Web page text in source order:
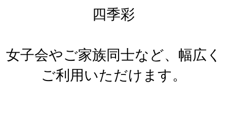
四季彩
女子会やご家族同士など、幅広く
ご利用いただけます。